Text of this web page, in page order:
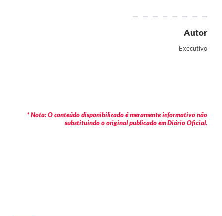
Autor
Executivo
* Nota: O conteúdo disponibilizado é meramente informativo não
substituindo o original publicado em Diário Oficial.